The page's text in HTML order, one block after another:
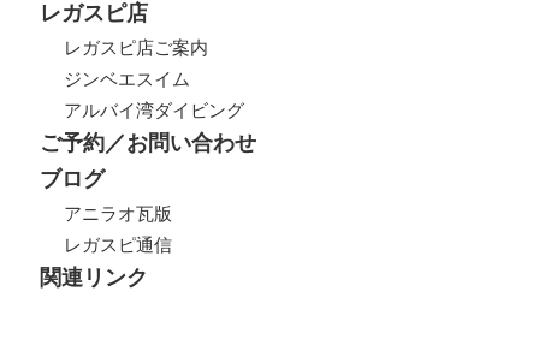
レガスピ店
レガスピ店ご案内
ジンベエスイム
アルバイ湾ダイビング
ご予約／お問い合わせ
ブログ
アニラオ瓦版
レガスピ通信
関連リンク